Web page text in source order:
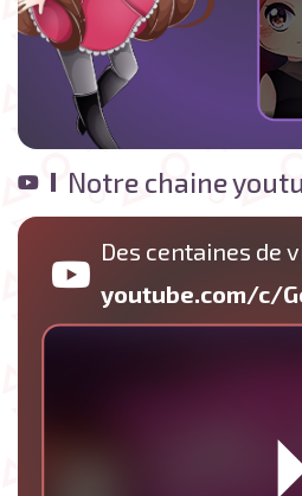
Notre chaine
Des centaines de
youtube.com/c/